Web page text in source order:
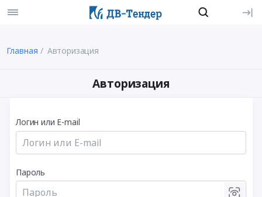
Главная Авторизация
Авторизация
Логин или E-mail
Пароль